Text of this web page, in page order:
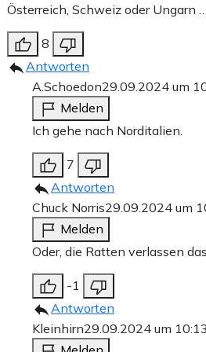
Österreich, Schweiz oder Ungarn
8
Antworten
A.Schoedon29.09.2024 um
Melden
Ich gehe nach Norditalien.
7
Antworten
Chuck Norris29.09.2024 um
Melden
Oder, die Ratten verlassen
-1
Antworten
Kleinhirn29.09.2024 um